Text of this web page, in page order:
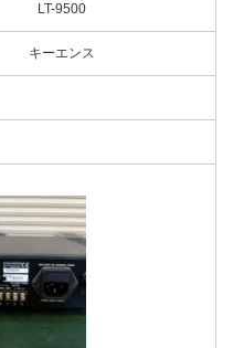
LT-9500
キーエンス